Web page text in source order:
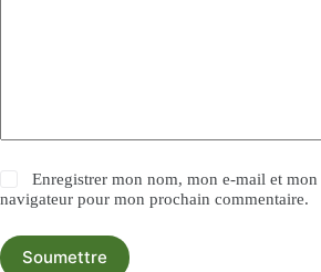
Enregistrer mon nom, mon e-mail et mon
navigateur pour mon prochain commentaire.
Soumettre